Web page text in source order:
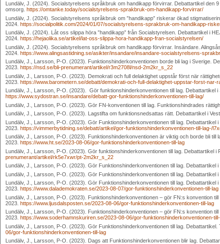
Lundälv, J. (2024). Socialstyrelsens språkbruk om handikapp förvirrar. Debattartikel den
omsorg. https://omtanke.today/socialstyrelsens-sprakbruk-om-handikapp-forvirrar/
Lundälv, J. (2024). Socialstyrelsens språkbruk om ”handikapp” riskerar ökad
2024. https://socialpolitik.com/2024/01/07/socialstyrelsens-sprakbruk-om-handikapp-
Lundälv, J. (2024). Låt oss slippa höra ”handikapp” från Socialstyrelsen. Debattartikel i
2024. https://hejaolika.se/artikel/lat-oss-slippa-hora-handikapp-fran-socialstyrelsen/
Lundälv, J. (2024). Socialstyrelsens språkbruk om handikapp förvirrar. Insändare.
2024. https://www.alingsastidning.se/asikter/insandare/insandare-socialstyrelsens-
Lundälv, J., Larsson, P-O. (2023). Funktionshinderkonventionen borde bli lag i Sverige.
2023. https://nsd.se/bli-prenumerant/artikel/r3m2708l/nsd-2m2kr_s_22
Lundälv, J., Larsson, P-O. (2023). Demokrati och full delaktighet uppstår först när
2023. https://www.barometern.se/debatt/demokrati-och-full-delaktighet-uppstar-forst-nar-
Lundälv, J., Larsson, P-O. (2023). Gör funktionshinderkonventionen till lag. Debattartikel
https://www.sydostran.se/insandare/debatt-gor-funktionshinderkonventionen-till-lag/
Lundälv, J., Larsson, P-O. (2023). Gör FN-konventionen till lag. Funktionshindrades
Lundälv, J., Larsson, P-O. (2023). Lagstifta om funktionsnedsattas rätt. Debattartikel i
Lundälv, J., Larsson, P-O. (2023). Gör Funktionshinderkonventionen till lag. Debattartikel
2023. https://vimmerbytidning.se/debatt/artikel/gor-funktionshinderkonventionen-till-lag-/
Lundälv, J., Larsson, P-O. (2023). Funktionshinderkonventionen är viktig och borde bli till
2023. https://www.ht.se/2023-08-06/gor-funktionshinderkonventionen-till-lag
Lundälv, J., Larsson, P-O. (2023). Gör funktionshinderkonventionen till lag. Debattartikel i
prenumerant/artikel/rk5e7xwr/pt-2m2kr_s_22
Lundälv, J., Larsson, P-O. (2023). Gör Funktionshinderkonventionen till lag. Debattartikel
Lundälv, J., Larsson, P-O. (2023). Gör Funktionshinderkonventionen till lag. Debattartikel
Lundälv, J., Larsson, P-O. (2023). Gör Funktionshinderkonventionen till lag. Debattartikel
2023. https://www.dalademokraten.se/2023-08-07/gor-funktionshinderkonventionen-till-lag
Lundälv, J., Larsson, P-O. (2023). Funktionshinderkonventionen – gör FN:s konvention
2023. https://www.ljusdalsposten.se/2023-08-06/gor-funktionshinderkonventionen-till-lag
Lundälv, J., Larsson, P-O. (2023). Funktionshinderkonventionen – gör FN:s konvention
2023. https://www.soderhamnskuriren.se/2023-08-06/gor-funktionshinderkonventionen-
Lundälv, J., Larsson, P-O. (2023). Gör Funktionshinderkonventionen till lag.
06/gor-funktionshinderkonventionen-till-lag
Lundälv, J., Larsson, P-O. (2023). Dags att Funktionshinderkonventionen blir lag.